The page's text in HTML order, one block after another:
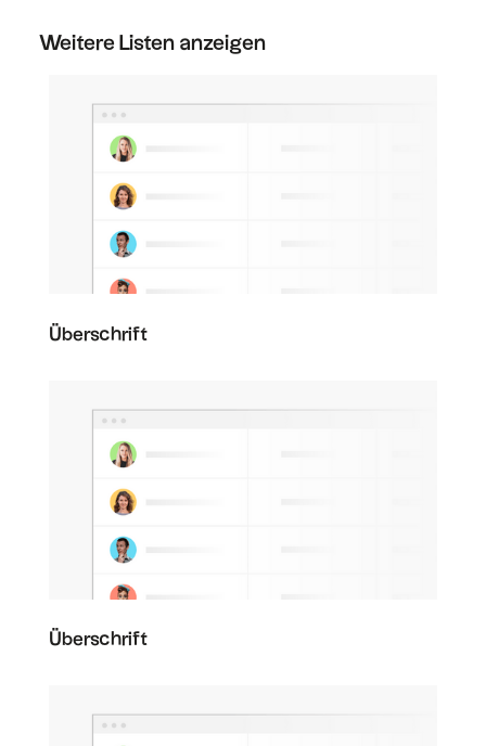
Weitere Listen anzeigen
Überschrift
Überschrift